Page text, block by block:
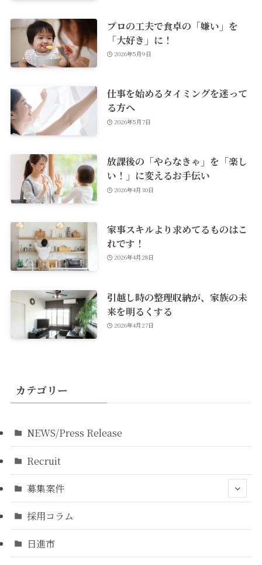
プロの工夫で食卓の「嫌い」を
「大好き」に！
2026年5月9日
仕事を始めるタイミングを迷って
る方へ
2026年5月7日
放課後の「やらなきゃ」を「楽し
い！」に変えるお手伝い
2026年4月30日
家事スキルより求めてるものはこ
れです！
2026年4月28日
引越し時の整理収納が、家族の未
来を明るくする
2026年4月27日
カテゴリー
NEWS/Press Release
Recruit
募集案件
採用コラム
日進市